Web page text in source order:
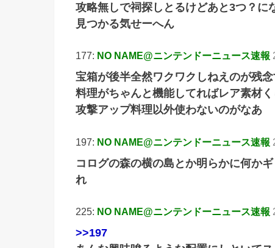
攻略無しで祠探しとるけどあと3つ？に
見つかる気せーへん
177: NO NAME@ニンテンドーニュース速報
宝箱が後半全然ワクワクしねえのが残
料理がちゃんと機能してればレア素材
攻撃アップ料理以外使わないのがなあ
197: NO NAME@ニンテンドーニュース速報
コログの森の横の島とか明らかに何か
れ
225: NO NAME@ニンテンドーニュース速報
>>197